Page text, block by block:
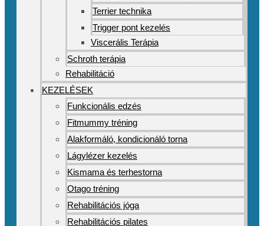
Terrier technika
Trigger pont kezelés
Viscerális Terápia
Schroth terápia
Rehabilitáció
KEZELÉSEK
Funkcionális edzés
Fitmummy tréning
Alakformáló, kondicionáló torna
Lágylézer kezelés
Kismama és terhestorna
Otago tréning
Rehabilitációs jóga
Rehabilitációs pilates